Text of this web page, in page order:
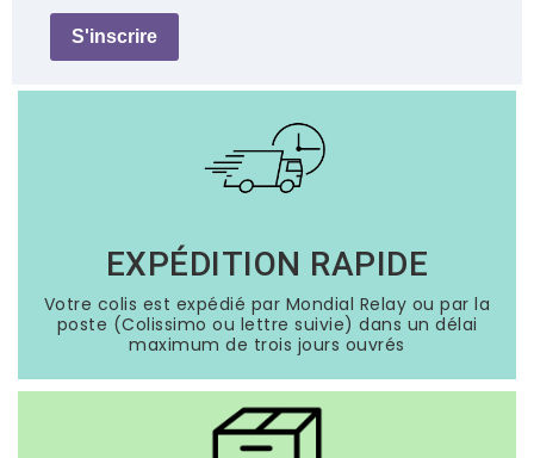
S'inscrire
EXPÉDITION RAPIDE
Votre colis est expédié par Mondial Relay ou par la
poste (Colissimo ou lettre suivie) dans un délai
maximum de trois jours ouvrés